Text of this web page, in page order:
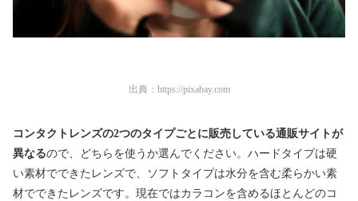
出典： https://pixabay.com
コンタクトレンズの2つのタイプごとに販売している通販サイトが
異なるので、どちらを使うか選んでください。ハードタイプは硬
い素材でできたレンズで、ソフトタイプは水分を含む柔らかい素
材でできたレンズです。現在ではカラコンを含めるほとんどのコ